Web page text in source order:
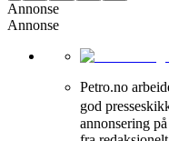
Annonse
Annonse
Petro.no
god
annonsering